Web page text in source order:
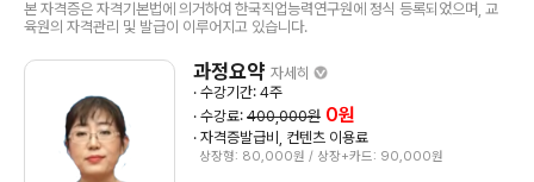
본 자격증은 자격기본법에 의거하여 한국직업능력연구원에 정식 등록되었으며, 교
육원의 자격관리 및 발급이 이루어지고 있습니다.
과정요약 자세히
· 수강기간: 4주
· 수강료: 400,000원 0원
· 자격증발급비, 컨텐츠 이용료
상장형: 80,000원 / 상장+카드: 90,000원